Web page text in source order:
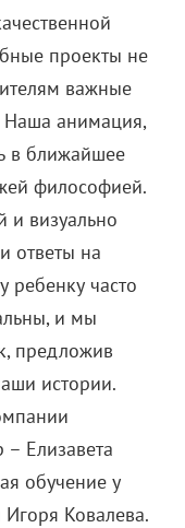
проекты не
важные
анимация,
в ближайшее
философией.
и визуально
ответы на
часто
и мы
предложив
истории.
Елизавета
обучение у
Ковалева.